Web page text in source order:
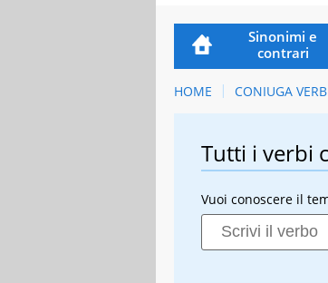
Sinonimi e
contrari
HOME CONIUGA
Tutti i verbi
Vuoi conoscere il